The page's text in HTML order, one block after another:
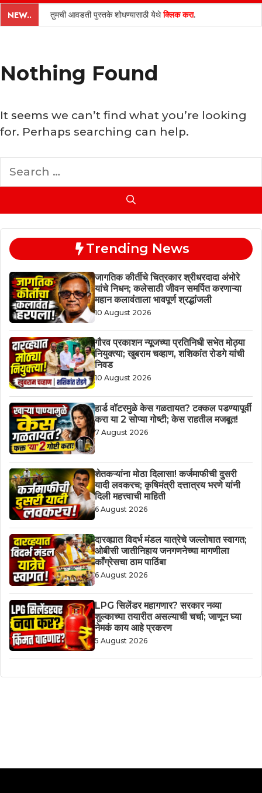
content
NEW.. तुमची आवडती पुस्तके शोधण्यासाठी येथेक्लिक करा.
Nothing Found
It seems we can’t find what you’re looking
for. Perhaps searching can help.
Trending News
जागतिक कीर्तीचे चित्रकार श्रीधरदादा अंभोरे
यांचे निधन; कलेसाठी जीवन समर्पित करणाऱ्या
महान कलावंताला भावपूर्ण श्रद्धांजली
10 August 2026
गौरव प्रकाशन न्यूजच्या प्रतिनिधी सभेत मोठ्या
नियुक्त्या; खुबराम चव्हाण, शशिकांत रोडगे यांची
निवड
10 August 2026
हार्ड वॉटरमुळे केस गळतायत? टक्कल पडण्यापूर्वी
करा या 2 सोप्या गोष्टी; केस राहतील मजबूत!
7 August 2026
शेतकऱ्यांना मोठा दिलासा! कर्जमाफीची दुसरी
यादी लवकरच; कृषिमंत्री दत्तात्रय भरणे यांनी
दिली महत्त्वाची माहिती
6 August 2026
दारव्ह्यात विदर्भ मंडल यात्रेचे जल्लोषात स्वागत;
ओबीसी जातीनिहाय जनगणनेच्या मागणीला
काँग्रेसचा ठाम पाठिंबा
6 August 2026
LPG सिलेंडर महागणार? सरकार नव्या
शुल्काच्या तयारीत असल्याची चर्चा; जाणून घ्या
नेमकं काय आहे प्रकरण
5 August 2026